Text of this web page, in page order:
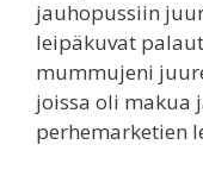
jauhopussiin
leipäkuvat
mummujeni
joissa oli makua
perhemarketien